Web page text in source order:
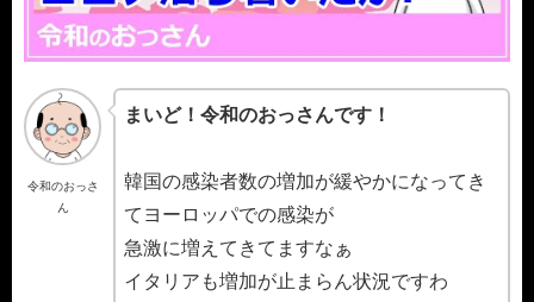
令和のおっさ
ん
まいど！令和のおっさんです！
韓国の感染者数の増加が緩やかになってき
てヨーロッパでの感染が
急激に増えてきてますなぁ
イタリアも増加が止まらん状況ですわ